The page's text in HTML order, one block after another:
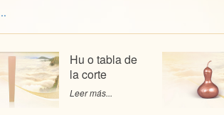
Hu o tabla de
la corte
Leer más...